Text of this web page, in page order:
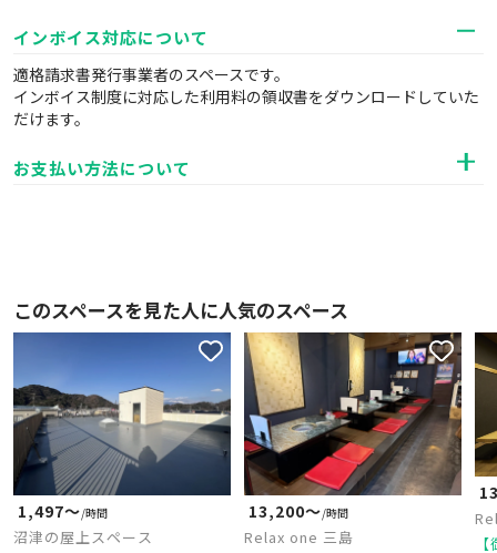
インボイス対応について
適格請求書発行事業者のスペースです。
インボイス制度に対応した利用料の領収書をダウンロードしていた
だけます。
お支払い方法について
このスペースを見た人に人気のスペース
1,497〜/時間
沼津の屋上スペース
13,200〜/時間
Relax one 三島